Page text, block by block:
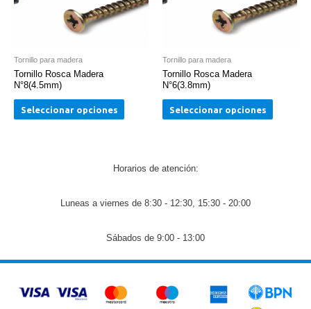
Tornillo para madera
Tornillo Rosca Madera
N°8(4.5mm)
Seleccionar opciones
Tornillo para madera
Tornillo Rosca Madera
N°6(3.8mm)
Seleccionar opciones
Horarios de atención:
Luneas a viernes de 8:30 - 12:30, 15:30 - 20:00
Sábados de 9:00 - 13:00